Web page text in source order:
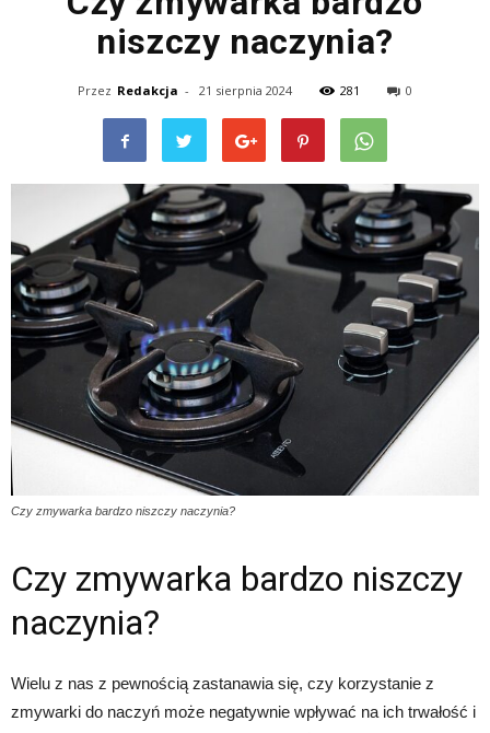
niszczy naczynia?
Przez Redakcja - 21 sierpnia 2024 281 0
Czy zmywarka bardzo niszczy naczynia?
Czy zmywarka bardzo niszczy
naczynia?
Wielu z nas z pewnością zastanawia się, czy korzystanie z
zmywarki do naczyń może negatywnie wpływać na ich trwałość i